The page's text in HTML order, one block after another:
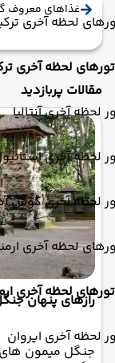
لحظه آخری
تورهای لحظه آخری
لحظه آخری آنتالیا
لحظه آخری
لحظه آخری کوش
لحظه آخری
تورهای لحظه آخری
لحظه آخری ایروان
غذاهای معروف
مقالات پربازدید
رازهای پنهان